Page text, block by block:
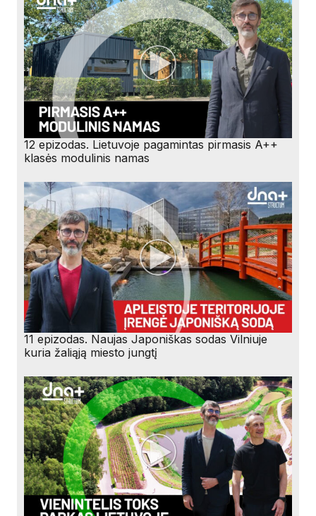
12 epizodas. Lietuvoje pagamintas pirmasis A++
klasės modulinis namas
11 epizodas. Naujas Japoniškas sodas Vilniuje
kuria žaliąją miesto jungtį